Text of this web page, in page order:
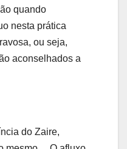
quando
nesta prática
ou seja,
aconselhados a
do Zaire,